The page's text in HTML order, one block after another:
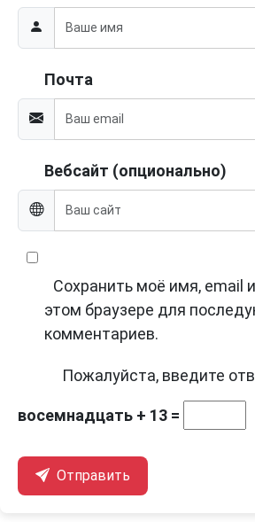
Почта
Вебсайт (опционально)
Сохранить моё имя, email
этом браузере для
комментариев.
Пожалуйста, введите
восемнадцать + 13 =
Отправить